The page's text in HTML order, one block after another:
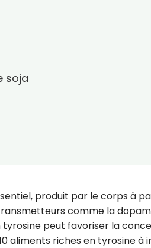
soja
produit par le corps à
comme la
peut favoriser la
aliments riches en tyrosine